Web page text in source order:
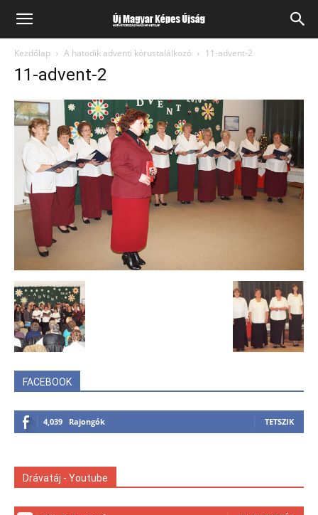
Kezdőlap A hatodik adventi kórustalálkozó 11-advent-2
11-advent-2
FACEBOOK
4,039 Rajongók TETSZIK
Drávatáj - Youtube